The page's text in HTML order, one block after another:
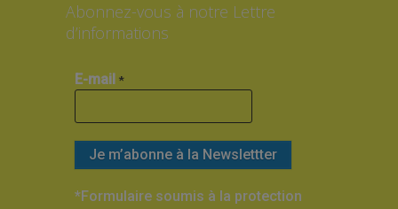
Abonnez-vous à notre Lettre
d’informations
E-mail *
*Formulaire soumis à la protection